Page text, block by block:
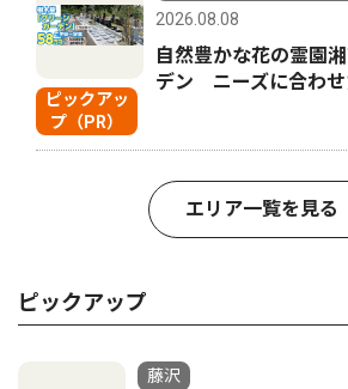
ピックアッ
プ（PR）
2026.08.08
自然豊かな花の霊園
デン ニーズに合わせ
エリア一覧を見る
ピックアップ
藤沢